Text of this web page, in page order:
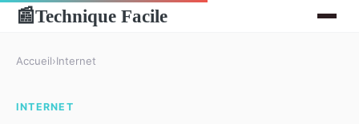
📰Technique Facile
Accueil›Internet
INTERNET